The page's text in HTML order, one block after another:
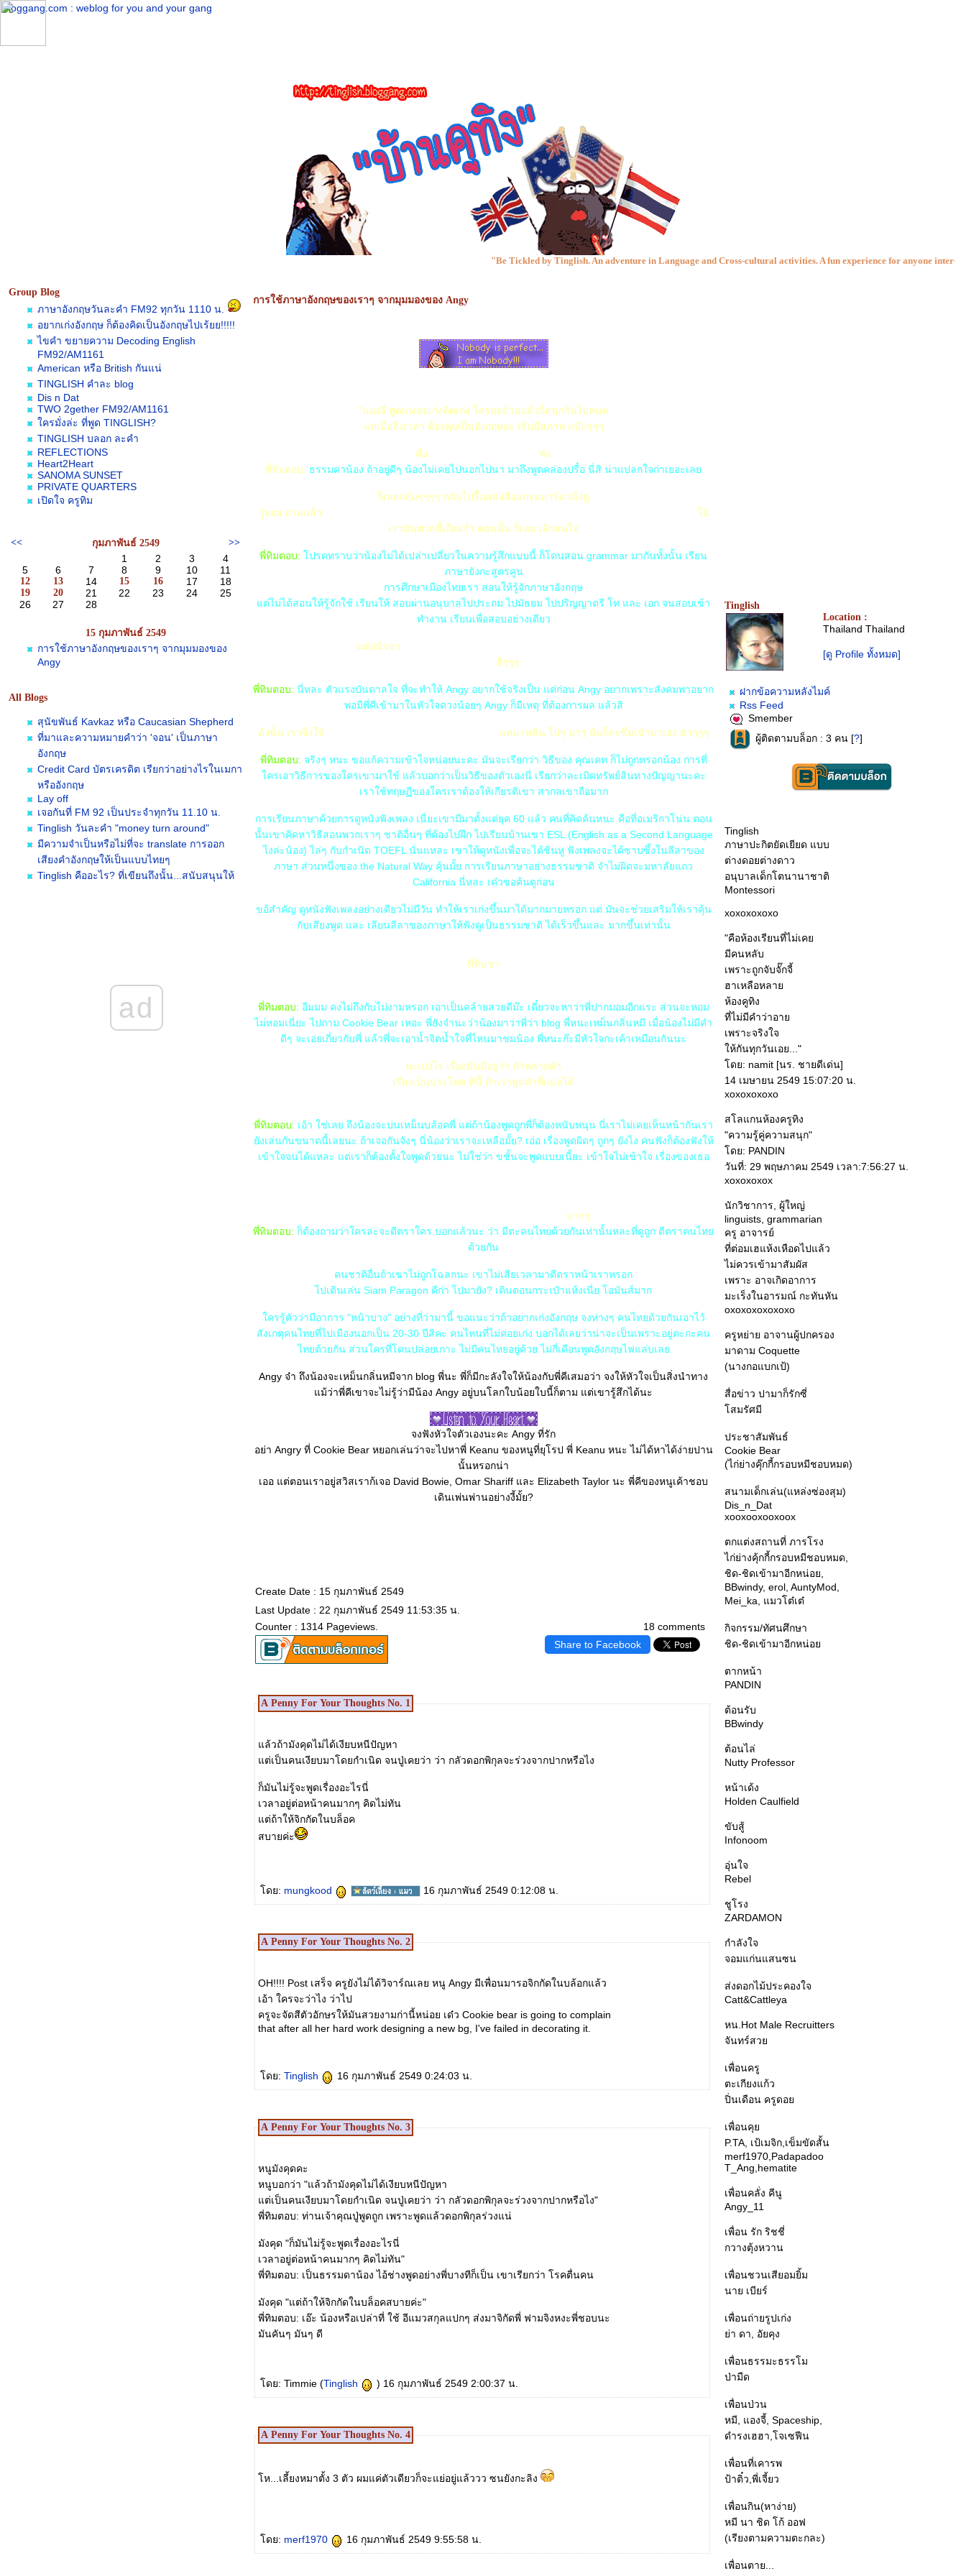
Bloggang.com : weblog for you and your gang
"Be Tickled by Tinglish. An adventure in Language and Cross-cultural activities. A fun experience for anyone intererested in
Group Blog
ภาษาอังกฤษวันละคำ FM92 ทุกวัน 1110 น.
อยากเก่งอังกฤษ ก็ต้องคิดเป็นอังกฤษไปเร้ยย!!!!!
ไขคำ ขยายความ Decoding English
FM92/AM1161
American หรือ British กันแน่
TINGLISH คำละ blog
Dis n Dat
TWO 2gether FM92/AM1161
ครมั่งล่ะ ที่พูด TINGLISH?
TINGLISH บลอก ละคำ
REFLECTIONS
Heart2Heart
SANOMA SUNSET
PRIVATE QUARTERS
เปิดใจ ครูทิม
<< กุมภาพันธ์ 2549 >>
1 2 3
4
5
6 7 8 9 10 11
12 13 14 15 16 17 18
19 20 21 22 23 24
25
26
27 28
15 กุมภาพันธ์ 2549
การใช้ภาษาอังกฤษของเราๆ จากมุมมองของ
Angy
All Blogs
สุนัขพันธ์ Kavkaz หรือ Caucasian Shepherd
ที่มาและความหมายคำว่า 'จอน' เป็นภาษา
อังกฤษ
Credit Card บัตรเครดิต เรียกว่าอย่างไรในเมกา
หรืออังกฤษ
Lay off
เจอกันที่ FM 92 เป็นประจำทุกวัน 11.10 น.
Tinglish วันละคำ "money turn around"
มีความจำเป็นหรือไม่ที่จะ translate การออก
เสียงคำอังกฤษให้เป็นแบบไทยๆ
Tinglish คืออะไร? ที่เขียนถึงนั้น...สนับสนุนให้
เมื่อมีใครพูดว่า "Speak English!!!!" โปรดอย่า
เพิ่งด่วนสรุปว่าเป็นคำเหน็บแนม.............
By Heart แปลว่า "ว่ากลอนสด" ไม่ได้เตรียมตัว
ad
การใช้ภาษาอังกฤษของเราๆ จากมุมมองของ Angy
"แองจี พูดเก่งคุยเก่งคิดเก่ง ใครคุยด้วยแล้วก็สนุกกันไปหมด
ต่เมื่อถึงเวลา ต้องคุยเป็นอังกฤษอะ เริ่มมีสภาพ แบ๊ะๆๆๆ
คือ
ฟ่ะ
พี่ทิมตอบ: ธรรมดาน้อง ถ้าอยู่ดีๆ น้องไม่เคยไปนอกไปนา มาถึงพูดคล่องปรื๋อ นี่สิ น่าแปลกใจก่าเยอะเล
ก็เลยกลุ้มๆๆๆๆ กลับไปรื้อหนังสือแกรมมาร์มานั่งดู
วู้ยยย อ่านแล้ว
B) รุ้เลยว่า ทำไมเมื่อก่อน กรูถึงไม่อยากเรียนภาษาอังกฤษ กฏอะไร ทำไมมันเยอะนักเนี่ไอ้
เรามันพวกขี้เกียจจำ ตอนนั้น ก็เลย เลิกสนใจ
พี่ทิมตอบ: ปรดทราบว่าน้องไม่ได้เปล่าเปลี่ยวในความรู้สึกแบบนี้ ก็โดนสอน grammar มากันทั้งนั้น เรียน
ภาษายังกะสูตรคูน
การศึกษาเมืองไทยเรา สอนให้รู้จักภาษาอังกฤษ
ต่ไม่ได้สอนให้รู้จักใช้ เรียนให้ สอบผ่านอนุบาลไปประถม ไปมัธยม ไปปริญญาตรี โท และ เอก จนสอบเข้า
ทำงาน เรียนเพื่อสอบอย่างเดียว
ต่อนิจจา
ฮี่ๆๆๆ
พี่ทิมตอบ: นี่หละ ตัวแรงบันดาลใจ ที่จะทำให้ Angy อยากใช้จริงเป็น แต่ก่อน Angy อยากเพราะสังคมพาอยาก
พอมีพี่คีเข้ามาในหัวใจดวงน้อยๆ Angy ก็มีเหตุ ที่ต้องการผล แล้วสิ
ดังนั้น เราจึงใช้ หม เพลิน ไปๆ มาๆ มันก็จะซึมเข้ามาเอง ฮ่าๆๆๆ
พี่ทิมตอบ: จริงๆ หนะ ขอแก้ความเข้าใจหน่อยนะคะ มันจะเรียกว่า วิธีของ คุณเคท ก็ไม่ถูกหรอกน้อง การที่
ครเอาวิธีการของใครเขามาใช้ แล้วบอกว่าเป็นวิธีของตัวเองนี่ เรียกว่าละเมิดทรัพย์สินทางปัญญานะคะ
เราใช้ทฤษฏีของใครเราต้องให้เกียรติเขา สากลเขาถือมาก
การเรียนภาษาด้วยการดูหนังฟังเพลง เนี่ยะเขามีมาตั้งแต่ยุค 60 แล้ว คนที่คิดค้นหนะ คือที่อเมริกาโน่น ตอน
นั้นเขาคิดหาวิธีสอนพวกเราๆ ชาติอื่นๆ ที่ต้องไปฝึก ไปเรียนบ้านเขา ESL (English as a Second Language
ไงล่ะน้อง) ไล่ๆ กับกำเนิด TOEFL นั่นแหละ เขาให้ดูหนังเพื่อจะได้ชินหู ฟังเพลงจะได้ซาบซึ้งในลีลาของ
ภาษา ส่วนหนึ่งของ the Natural Way คุ้นมั้ย การเรียนภาษาอย่างธรรมชาติ จำไม่ผิดจะมหาลัยแถว
California นี่หละ เด๋วขอค้นดูก่อน
ขอ้สำคัญ ดูหนังฟังเพลงอย่างเดียวไม่มีวัน ทำให้เราเก่งขึ้นมาได้มากมายหรอก แต่ มันจะช่วยเสริมให้เราคุ้น
กับเสียงพูด และ เลียนลีลาของภาษาให้ฟังดูเป็นธรรมชาติ ได้เร็วขึ้นและ มากขึ้นเท่านั้น
พี่ทิมขา
พี่ทิมตอบ: อืมมม คงไม่ถึงกับไม่งามหรอก เอาเป็นคล้ายสวยดีม๊ะ เดี๋ยวจะหาว่าพี่ปากมอมอีกแระ ส่วนจะหอม
ไม่หอมเนี่ยะ ไปถาม Cookie Bear เหอะ พี่ยังจำนะว่าน้องมาว่าพี่ว่า blog พี่หนะเหม็นกลิ่นหมี เมื่อน้องไม่มีคำ
ดีๆ จะเอ่ยเกี่ยวกับพี่ แล้วพี่จะเอาน้ำจิตน้ำใจที่ไหนมาชมน้อง พี่หนะก๊ะมีหัวใจกะเค้าเหมือนกันนะ
มะเปงไร เรื่องมันมีอยูว่า คำหลายคำ
เรียงเป็นประโยค ทีนี้ ถ้าเราพูดคำที่แปลได้
พี่ทิมตอบ: เอ้า ใช่เลย ถึงน้องจะบ่นเหม็นบล้อคพี่ แต่ถ้าน้องพูดถูกพี่ก็ต้องหนับหนุน นี่เราไม่เคยเห็นหน้ากันเรา
ังเล่นกันขนาดนี้เลยนะ ถ้าเจอกันจังๆ นี่น้องว่าเราจะเหลือมั้ย? เอ่อ เรื่องพูดผิดๆ ถูกๆ ยังไง คนฟังก็ต้องฟังให้
เข้าใจจนได้แหละ แต่เราก็ต้องตั้งใจพูดด้วยนะ ไม่ใช่ว่า ขชั้นจะพูดแบบเนี้ยะ เข้าใจไม่เข้าใจ เรื่องของเธอ
มากๆ
พี่ทิมตอบ: ก็ต้องถามว่าใครล่ะจะตีตราใคร บอกแล้วนะ ว่า มีตะคนไทยด้วยกันเท่านั้นหละที่ดูถูก ตีตราคนไท
ด้วยกัน
คนชาติอื่นถ้าเขาไม่ถูกโฉลกนะ เขาไม่เสียเวลามาตีตราหน้าเราหรอก
ไปเดินเล่น Siam Paragon ดีก่า ไปมายัง? เดินตอนกระเป๋าแห้งเนี่ย โอมันส์มาก
ครรู้ตัวว่ามีอาการ "หน้าบาง" อย่างที่ว่ามานี้ ขอแนะว่าถ้าอยากเก่งอังกฤษ จงห่างๆ คนไทยด้วยกันเอาไว้
สังเกตุคนไทยที่ไปเมืองนอกเป็น 20-30 ปีสิคะ คนไหนที่ไม่ค่อยเก่ง บอกได้เลยว่าน่าจะเป็นเพราะอยู่ตะกะคน
ไทยด้วยกัน ส่วนใครที่โดนปล่อยเกาะ ไม่มีคนไทยอยู่ด้วย ไม่กี่เดือนพูดอังกฤษไฟแล่บเล
Angy จ๋า ถึงน้องจะเหม็นกลิ่นหมีจาก blog พี่นะ พี่ก็มีกะลังใจให้น้องกับพี่คีเสมอว่า จงให้หัวใจเป็นสิ่งนำทาง
ม้ว่าพี่คีเขาจะไม่รู้ว่ามีน้อง Angy อยู่บนโลกใบน้อยใบนี้ก็ตาม แต่เขารู้สึกได้นะ
จงฟังหัวใจตัวเองนะคะ Angy ที่รัก
อย่า Angry ที่ Cookie Bear หยอกเล่นว่าจะไปหาพี่ Keanu ของหนูที่ยุโรป พี่ Keanu หนะ ไม่ได้หาได้ง่ายปาน
นั้นหรอกน่า
เออ แต่ตอนเราอยู่สวิสเราก้เจอ David Bowie, Omar Shariff และ Elizabeth Taylor นะ พี่คีของหนูเค้าชอบ
เดินเพ่นพ่านอย่างงี้มั้ย?
Create Date : 15 กุมภาพันธ์ 2549
18 comments
Last Update : 22 กุมภาพันธ์ 2549 11:53:35 น.
Counter : 1314 Pageviews.
Share to Facebook
A Penny For Your Thoughts No. 1
ล้วถ้ามังคุดไม่ได้เงียบหนีปัญหา
ต่เป็นคนเงียบมาโดยกำเนิด จนปู่เคยว่า ว่า กลัวดอกพิกุลจะร่วงจากปากหรือไง
ก็มันไม่รู้จะพูดเรื่องอะไรนี่
เวลาอยู่ต่อหน้าคนมากๆ คิดไม่ทัน
ต่ถ้าให้จิกกัดในบล็อค
สบายค่ะ
ดย: mungkood 16 กุมภาพันธ์ 2549 0:12:08 น.
A Penny For Your Thoughts No. 2
OH!!!! Post เสร็จ ครูยังไม่ได้วิจาร์ณเลย หนู Angy มีเพื่อนมารอจิกกัดในบล้อกแล้ว
เอ้า ใครจะว่าไง ว่าไป
ครูจะจัดสีตัวอักษรให้มันสวยงามก่านี้หน่อย เด๋ว Cookie bear is going to complain
that after all her hard work designing a new bg, I've failed in decorating it.
ดย: Tinglish 16 กุมภาพันธ์ 2549 0:24:03 น.
A Penny For Your Thoughts No. 3
หนูมังคุดคะ
หนูบอกว่า "แล้วถ้ามังคุดไม่ได้เงียบหนีปัญหา
ต่เป็นคนเงียบมาโดยกำเนิด จนปู่เคยว่า ว่า กลัวดอกพิกุลจะร่วงจากปากหรือไง"
พี่ทิมตอบ: ท่านเจ้าคุณปู่พูดถูก เพราะพูดแล้วดอกพิกุลร่วงแน่
มังคุด "ก็มันไม่รู้จะพูดเรื่องอะไรนี่
เวลาอยู่ต่อหน้าคนมากๆ คิดไม่ทัน"
พี่ทิมตอบ: เป็นธรรมดาน้อง ไอ้ช่างพูดอย่างพี่บางทีก็เป็น เขาเรียกว่า โรคตื่นคน
มังคุด "แต่ถ้าให้จิกกัดในบล็อคสบายค่ะ"
พี่ทิมตอบ: เอ๊ะ น้องหรือเปล่าที่ ใช้ อีแมวสกุลแปกๆ ส่งมาจิกัดพี่ ฟามจิงหงะพี่ชอบนะ
มันคันๆ มันๆ ดี
ดย: Timmie (Tinglish ) 16 กุมภาพันธ์ 2549 2:00:37 น.
A Penny For Your Thoughts No. 4
ห...เลี้ยงหมาตั้ง 3 ตัว ผมแค่ตัวเดียวก็จะแย่อยู่แล้ววว ซนยังกะลิง
ดย: merf1970 16 กุมภาพันธ์ 2549 9:55:58 น.
Tinglish
Location :
Thailand Thailand
[ดู Profile ทั้งหมด]
ฝากข้อความหลังไมค์
Rss Feed
Smember
ผู้ติดตามบล็อก : 3 คน [?]
Tinglish
ภาษาปะกิตยัดเยียด แบบ
ต่างดอยต่างดาว
อนุบาลเด็กโตนานาชาติ
Montessori
xoxoxoxoxo
"คือห้องเรียนที่ไม่เค
มีคนหลับ
เพราะถูกจับจั๊กจี้
ฮาเหลือหลา
ห้องคูทิง
ที่ไม่มีคำว่าอา
เพราะจริงใจ
ห้กันทุกวันเอย..."
ดย: namit [นร. ชายดีเด่น]
14 เมษายน 2549 15:07:20 น.
xoxoxoxoxo
สโลแกนห้องครูทิง
"ความรู้คู่ความสนุก"
ดย: PANDIN
วันที่: 29 พฤษภาคม 2549 เวลา:7:56:27 น.
xoxoxoxox
นักวิชาการ, ผู้ใหญ่
linguists, grammarian
ครู อาจารย์
ที่ต่อมเฮแห้งเหือดไปแล้ว
ไม่ควรเข้ามาสัมผัส
เพราะ อาจเกิดอาการ
มะเร็งในอารมณ์ กะทันหัน
oxoxoxoxoxoxo
ครูหย่าย อาจานผู้ปกครอง
มาดาม Coquette
(นางกอแบกเป้)
สื่อข่าว ปามาก็รักซี่
สมรัศมี
ประชาสัมพันธ์
Cookie Bear
(ไก่ย่างคุ๊กกี้กรอบหมีชอบหมด)
สนามเด็กเล่น(แหล่งซ่องสุม)
Dis_n_Dat
xooxooxooxoox
ตกแต่งสถานที่ ภารโรง
ไก่ย่างคุ้กกี้กรอบหมีชอบหมด,
ชิด-ชิดเข้ามาอีกหน่อย,
BBwindy, erol, AuntyMod,
Mei_ka, แมวโต๋เต๋
กิจกรรม/ทัศนศึกษา
ชิด-ชิดเข้ามาอีกหน่อ
ตากหน้า
PANDIN
ต้อนรับ
BBwindy
ต้อนไล่
Nutty Professor
หน้าเด้ง
Holden Caulfield
ขับสู้
Infonoom
อุ่นใจ
Rebel
ชูโรง
ZARDAMON
กำลังใจ
จอมแก่นแสนซน
ส่งดอกไม้ประคองใจ
Catt&Cattleya
หน.Hot Male Recruitters
จันทร์สว
เพื่อนครู
ตะเกียงแก้ว
ปิ่นเดือน ครูดอ
เพื่อนคุ
P.TA, เป้เมจิก,เข็มขัดสั้น
merf1970,Padapadoo
T_Ang,hematite
เพื่อนคลั่ง คีนู
Angy_11
เพื่อน รัก ริชชี่
กวางตุ้งหวาน
เพื่อนชวนเสียอมยิ้ม
นาย เบียร์
เพื่อนถ่ายรูปเก่ง
่า ดา, อัยคุง
เพื่อนธรรมะธรรโม
ป่ามืด
เพื่อนป่วน
หมี, แองจี้, Spaceship,
ดำรงเฮฮา,โจเซฟีน
เพื่อนที่เคารพ
ป้าติ๋ว,พี่เจี้ยว
เพื่อนกิน(หาง่าย)
หมี นา ชิด โก้ ออฟ
(เรียงตามความตะกละ)
เพื่อนตาย...